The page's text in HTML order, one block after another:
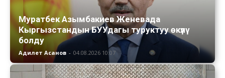
Муратбек Азымбакиев Женевада
Кыргызстандын БУУдагы туруктуу өкүлү
болду
Адилет Асанов - 04.08.2026 10:07